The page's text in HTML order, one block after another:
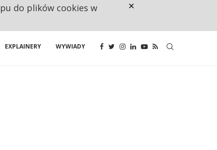
EXPLAINERY WYWIADY
do plików cookies w ×